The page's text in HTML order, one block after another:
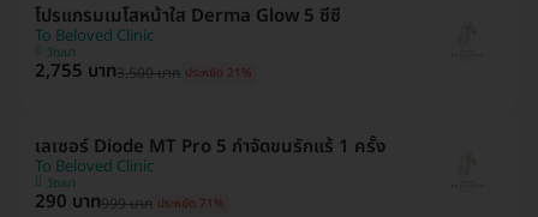
โปรแกรมเมโสหน้าใส Derma Glow 5 ซีซี
To Beloved Clinic
วัฒนา
2,755 บาท3,500 บาท ประหยัด 21%
เลเซอร์ Diode MT Pro 5 กำจัดขนรักแร้ 1 ครั้ง
To Beloved Clinic
วัฒนา
290 บาท999 บาท ประหยัด 71%